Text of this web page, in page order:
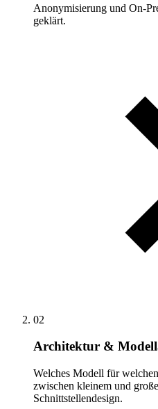
Anonymisierung und On-
geklärt.
02
Architektur &
Welches Modell für
zwischen kleinem und
Schnittstellendesign.